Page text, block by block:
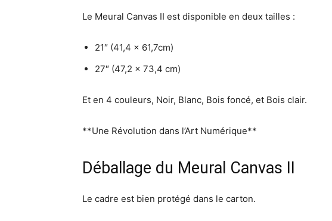
Le Meural Canvas II est disponible en deux tailles :
21″ (41,4 x 61,7cm)
27″ (47,2 x 73,4 cm)
Et en 4 couleurs, Noir, Blanc, Bois foncé, et Bois clair.
**Une Révolution dans l’Art Numérique**
Déballage du Meural Canvas II
Le cadre est bien protégé dans le carton.